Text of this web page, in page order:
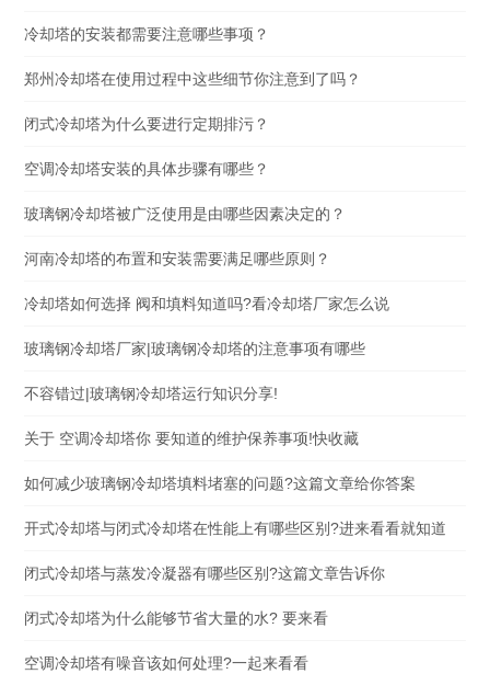
冷却塔的安装都需要注意哪些事项？
郑州冷却塔在使用过程中这些细节你注意到了吗？
闭式冷却塔为什么要进行定期排污？
空调冷却塔安装的具体步骤有哪些？
玻璃钢冷却塔被广泛使用是由哪些因素决定的？
河南冷却塔的布置和安装需要满足哪些原则？
冷却塔如何选择 阀和填料知道吗?看冷却塔厂家怎么说
玻璃钢冷却塔厂家|玻璃钢冷却塔的注意事项有哪些
不容错过|玻璃钢冷却塔运行知识分享!
关于 空调冷却塔你 要知道的维护保养事项!快收藏
如何减少玻璃钢冷却塔填料堵塞的问题?这篇文章给你答案
开式冷却塔与闭式冷却塔在性能上有哪些区别?进来看看就知道
闭式冷却塔与蒸发冷凝器有哪些区别?这篇文章告诉你
闭式冷却塔为什么能够节省大量的水? 要来看
空调冷却塔有噪音该如何处理?一起来看看